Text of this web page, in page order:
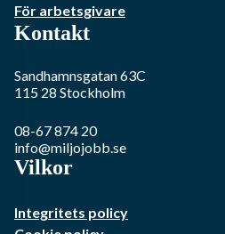
För arbetsgivare
Kontakt
Sandhamnsgatan 63C
115 28 Stockholm
08-67 874 20
info@miljojobb.se
Vilkor
Integritets policy